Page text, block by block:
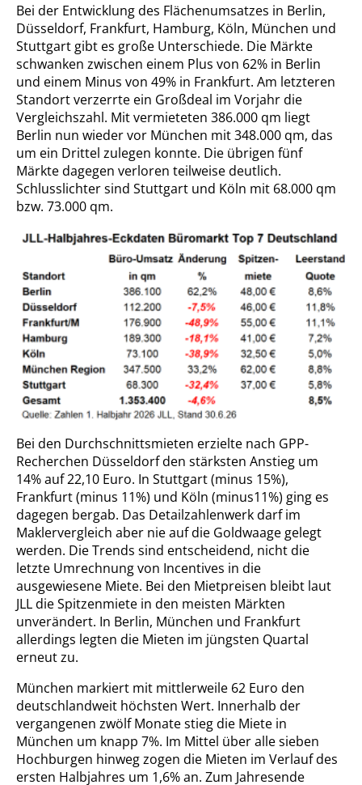
Bei der Entwicklung des Flächenumsatzes in Berlin,
Düsseldorf, Frankfurt, Hamburg, Köln, München und
Stuttgart gibt es große Unterschiede. Die Märkte
schwanken zwischen einem Plus von 62% in Berlin
und einem Minus von 49% in Frankfurt. Am letzteren
Standort verzerrte ein Großdeal im Vorjahr die
Vergleichszahl. Mit vermieteten 386.000 qm liegt
Berlin nun wieder vor München mit 348.000 qm, das
um ein Drittel zulegen konnte. Die übrigen fünf
Märkte dagegen verloren teilweise deutlich.
Schlusslichter sind Stuttgart und Köln mit 68.000 qm
bzw. 73.000 qm.
Bei den Durchschnittsmieten erzielte nach GPP-
Recherchen Düsseldorf den stärksten Anstieg um
14% auf 22,10 Euro. In Stuttgart (minus 15%),
Frankfurt (minus 11%) und Köln (minus11%) ging es
dagegen bergab. Das Detailzahlenwerk darf im
Maklervergleich aber nie auf die Goldwaage gelegt
werden. Die Trends sind entscheidend, nicht die
letzte Umrechnung von Incentives in die
ausgewiesene Miete. Bei den Mietpreisen bleibt laut
JLL die Spitzenmiete in den meisten Märkten
unverändert. In Berlin, München und Frankfurt
allerdings legten die Mieten im jüngsten Quartal
erneut zu.
München markiert mit mittlerweile 62 Euro den
deutschlandweit höchsten Wert. Innerhalb der
vergangenen zwölf Monate stieg die Miete in
München um knapp 7%. Im Mittel über alle sieben
Hochburgen hinweg zogen die Mieten im Verlauf des
ersten Halbjahres um 1,6% an. Zum Jahresende